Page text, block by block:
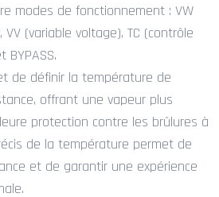
modes de fonctionnement : VW
(variable voltage), TC (contrôle
de définir la température de
offrant une vapeur plus
protection contre les brûlures à
de la température permet de
et de garantir une expérience